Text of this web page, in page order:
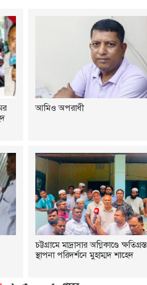
আমিও অপরাধী
চট্টগ্রামে মাদ্রাসার অগ্নিকাণ্ডে ক্ষতিগ্রস্ত
স্থাপনা পরিদর্শনে মুহাম্মদ শাহেদ